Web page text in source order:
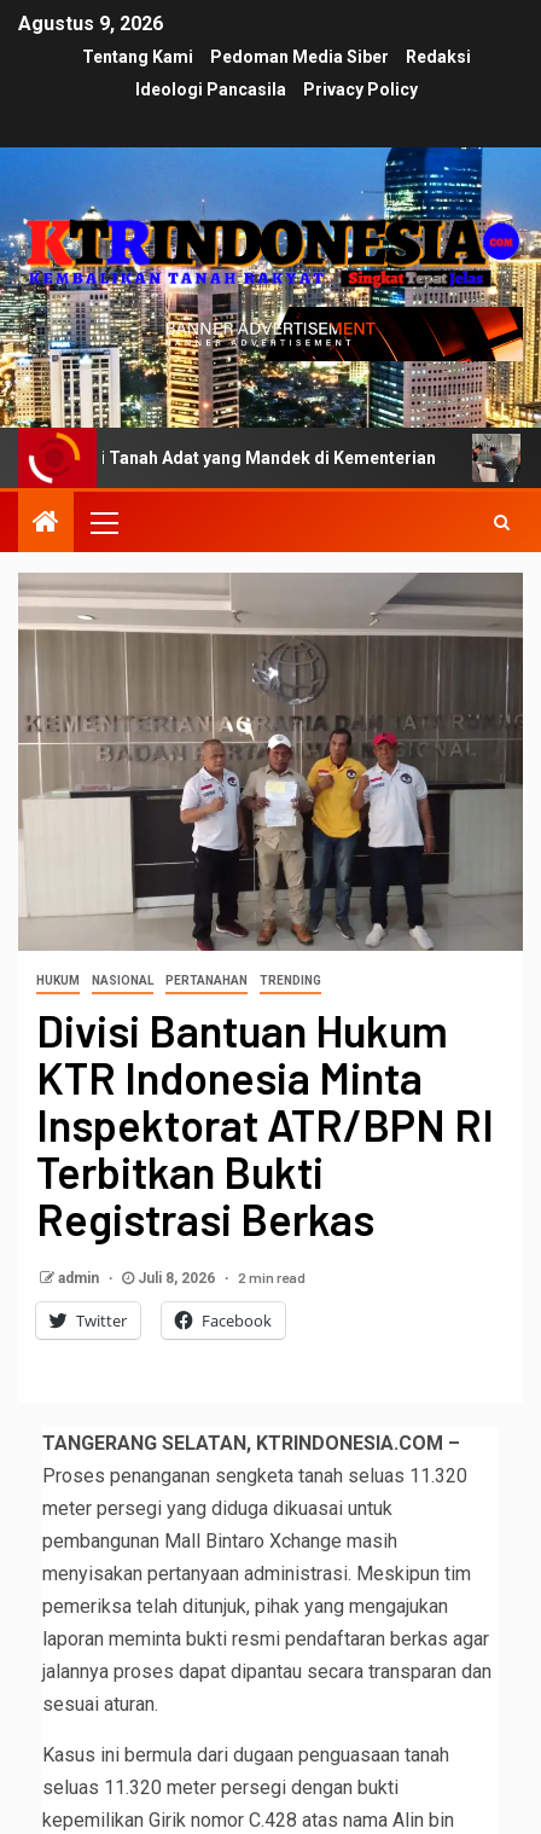
Agustus 9, 2026
Tentang Kami Pedoman Media Siber
Redaksi
Ideologi Pancasila
Privacy Policy
Tanah Adat yang Mandek di Kementerian Ujian
HUKUM NASIONAL PERTANAHAN TRENDING
Divisi Bantuan Hukum
KTR Indonesia Minta
Inspektorat ATR/BPN RI
Terbitkan Bukti
Registrasi Berkas
admin Juli 8, 2026 2 min read
Twitter Facebook
TANGERANG SELATAN, KTRINDONESIA.COM –
Proses penanganan sengketa tanah seluas 11.320
meter persegi yang diduga dikuasai untuk
pembangunan Mall Bintaro Xchange masih
menyisakan pertanyaan administrasi. Meskipun tim
pemeriksa telah ditunjuk, pihak yang mengajukan
laporan meminta bukti resmi pendaftaran berkas agar
jalannya proses dapat dipantau secara transparan dan
sesuai aturan.
Kasus ini bermula dari dugaan penguasaan tanah
seluas 11.320 meter persegi dengan bukti
kepemilikan Girik nomor C.428 atas nama Alin bin